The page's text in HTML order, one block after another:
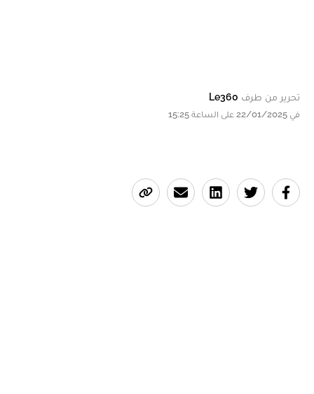
تحرير من طرف Le360
في 22/01/2025 على الساعة 15:25